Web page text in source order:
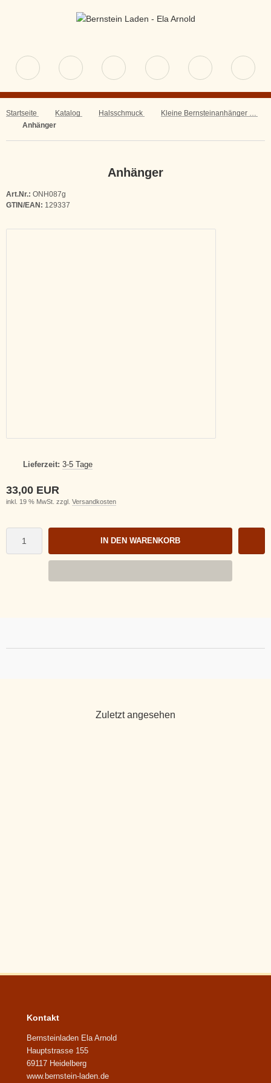
Startseite Katalog Halsschmuck
Kleine Bernsteinanhänger Silber
Anhänger
Anhänger
Art.Nr.: ONH087g
GTIN/EAN: 129337
Lieferzeit: 3-5 Tage
33,00 EUR
inkl. 19 % MwSt. zzgl. Versandkosten
IN DEN WARENKORB
Zuletzt angesehen
Kontakt
Bernsteinladen Ela Arnold
Hauptstrasse 155
69117 Heidelberg
www.bernstein-laden.de